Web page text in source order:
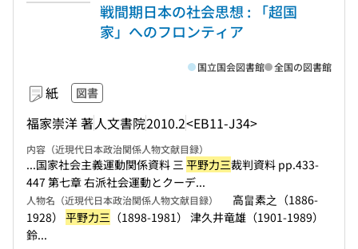
戦間期日本の社会思想 : 「超国
家」へのフロンティア
紙 図書
福家崇洋 著人文書院2010.2<EB11-J34>
国立国会図書館 全国の図書館
内容（近現代日本政治関係人物文献目録）
...国家社会主義運動関係資料 三 平野力三裁判資料 pp.433-
447 第七章 右派社会運動とクーデ...
人物名（近現代日本政治関係人物文献目録）
高畠素之（1886-
1928） 平野力三 （1898-1981） 津久井竜雄（1901-1989）
鈴...